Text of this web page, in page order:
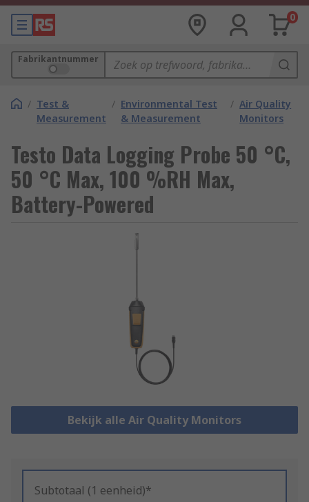
0
Fabrikantnummer
/ Test &
Measurement
/ Environmental Test
& Measurement
/ Air Quality
Monitors
Testo Data Logging Probe 50 °C,
50 °C Max, 100 %RH Max,
Battery-Powered
Bekijk alle Air Quality Monitors
Subtotaal (1 eenheid)*